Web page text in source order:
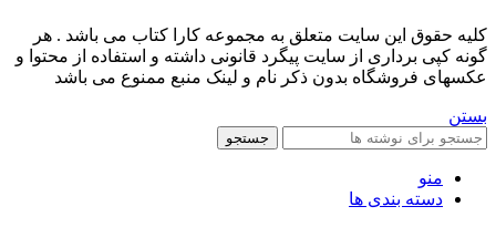
کليه حقوق اين سايت متعلق به مجموعه کارا کتاب می باشد . هر
گونه کپی برداری از سایت پیگرد قانونی داشته و استفاده از محتوا و
عکسهای فروشگاه بدون ذکر نام و لینک منبع ممنوع می باشد
بستن
جستجو
منو
دسته بندی ها